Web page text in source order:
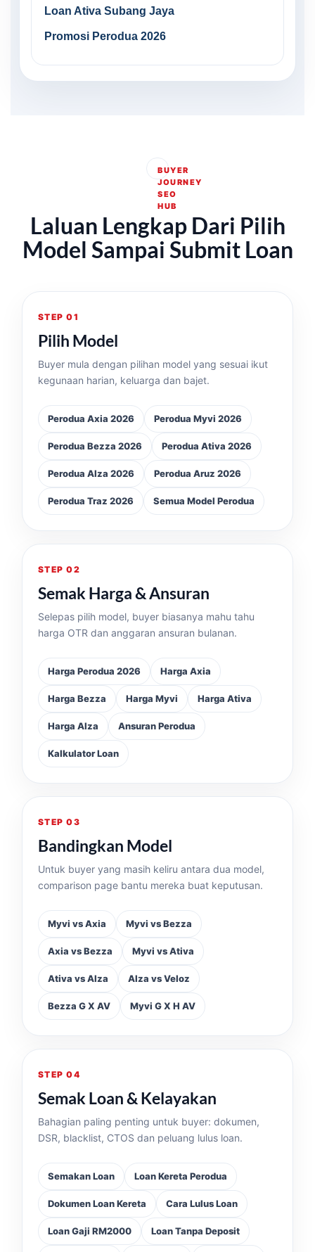
Loan Ativa Subang Jaya
Promosi Perodua 2026
BUYER
JOURNEY
SEO
HUB
Laluan Lengkap Dari Pilih
Model Sampai Submit Loan
STEP 01
Pilih Model
Buyer mula dengan pilihan model yang sesuai ikut
kegunaan harian, keluarga dan bajet.
Perodua Axia 2026 Perodua Myvi 2026
Perodua Bezza 2026 Perodua Ativa 2026
Perodua Alza 2026 Perodua Aruz 2026
Perodua Traz 2026 Semua Model Perodua
STEP 02
Semak Harga & Ansuran
Selepas pilih model, buyer biasanya mahu tahu
harga OTR dan anggaran ansuran bulanan.
Harga Perodua 2026 Harga Axia
Harga Bezza Harga Myvi Harga Ativa
Harga Alza Ansuran Perodua
Kalkulator Loan
STEP 03
Bandingkan Model
Untuk buyer yang masih keliru antara dua model,
comparison page bantu mereka buat keputusan.
Myvi vs Axia Myvi vs Bezza
Axia vs Bezza Myvi vs Ativa
Ativa vs Alza Alza vs Veloz
Bezza G X AV Myvi G X H AV
STEP 04
Semak Loan & Kelayakan
Bahagian paling penting untuk buyer: dokumen,
DSR, blacklist, CTOS dan peluang lulus loan.
Semakan Loan Loan Kereta Perodua
Dokumen Loan Kereta Cara Lulus Loan
Loan Gaji RM2000 Loan Tanpa Deposit